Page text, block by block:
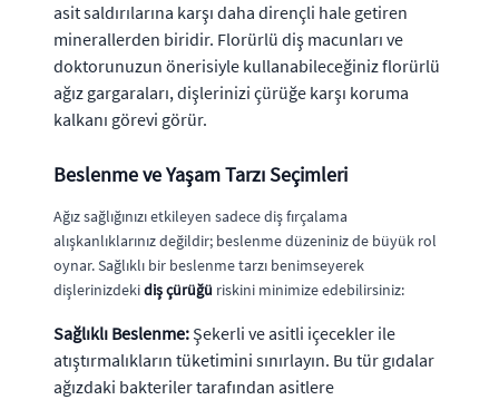
asit saldırılarına karşı daha dirençli hale getiren
minerallerden biridir. Florürlü diş macunları ve
doktorunuzun önerisiyle kullanabileceğiniz florürlü
ağız gargaraları, dişlerinizi çürüğe karşı koruma
kalkanı görevi görür.
Beslenme ve Yaşam Tarzı Seçimleri
Ağız sağlığınızı etkileyen sadece diş fırçalama
alışkanlıklarınız değildir; beslenme düzeniniz de büyük rol
oynar. Sağlıklı bir beslenme tarzı benimseyerek
dişlerinizdekidiş çürüğü riskini minimize edebilirsiniz:
Sağlıklı Beslenme: Şekerli ve asitli içecekler ile
atıştırmalıkların tüketimini sınırlayın. Bu tür gıdalar
ağızdaki bakteriler tarafından asitlere